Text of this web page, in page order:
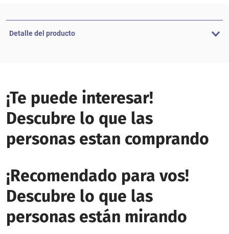
Detalle del producto
¡Te puede interesar!
Descubre lo que las
personas estan comprando
¡Recomendado para vos!
Descubre lo que las
personas están mirando